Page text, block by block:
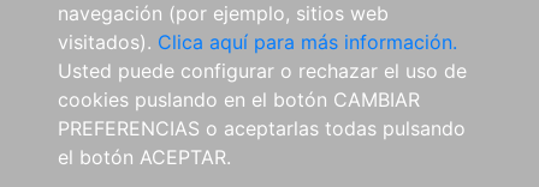
navegación (por ejemplo, sitios web
visitados). Clica aquí para más información.
Usted puede configurar o rechazar el uso de
cookies puslando en el botón CAMBIAR
PREFERENCIAS o aceptarlas todas pulsando
el botón ACEPTAR.